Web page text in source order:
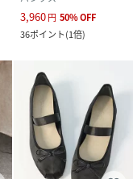
3,960円 50%OFF
36ポイント(1倍)